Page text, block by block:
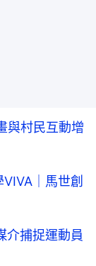
與村民互動增
｜馬世創
捕捉運動員